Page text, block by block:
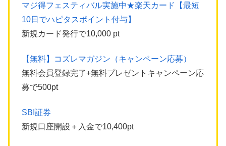
マジ得フェスティバル実施中★楽天カード【最短
10日でハピタスポイント付与】
新規カード発行で10,000 pt
【無料】コズレマガジン（キャンペーン応募）
無料会員登録完了+無料プレゼントキャンペーン応
募で500pt
SBI証券
新規口座開設＋入金で10,400pt